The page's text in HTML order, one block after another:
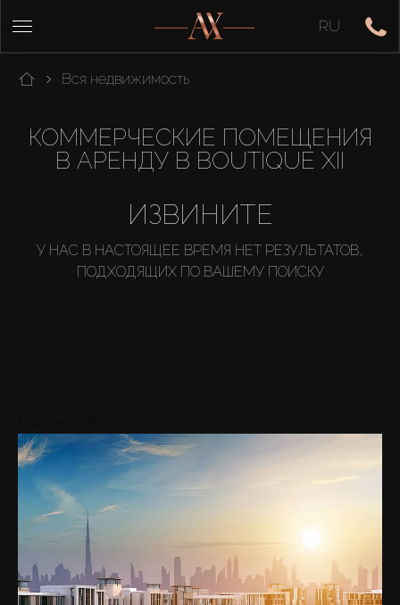
RU
Вся недвижимость
КОММЕРЧЕСКИЕ ПОМЕЩЕНИЯ
В АРЕНДУ В BOUTIQUE XII
ИЗВИНИТЕ
У НАС В НАСТОЯЩЕЕ ВРЕМЯ НЕТ РЕЗУЛЬТАТОВ,
ПОДХОДЯЩИХ ПО ВАШЕМУ ПОИСКУ